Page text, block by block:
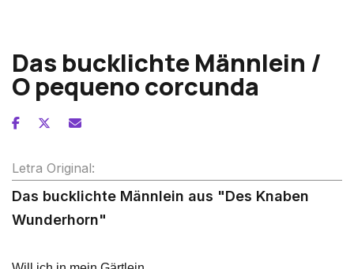
Das bucklichte Männlein /
O pequeno corcunda
Letra Original:
Das bucklichte Männlein aus "Des Knaben
Wunderhorn"